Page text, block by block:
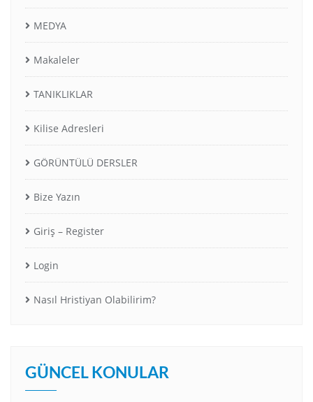
MEDYA
Makaleler
TANIKLIKLAR
Kilise Adresleri
GÖRÜNTÜLÜ DERSLER
Bize Yazın
Giriş – Register
Login
Nasıl Hristiyan Olabilirim?
GÜNCEL KONULAR